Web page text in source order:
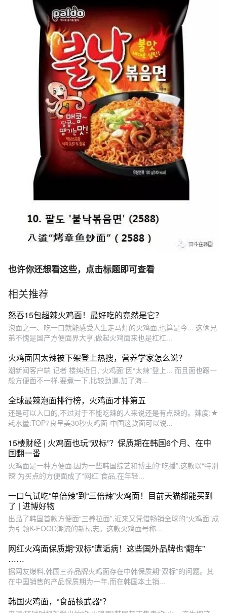
也许你还想看这些，点击标题即可查看
相关推荐
怒吞15包超辣火鸡面！最好吃的竟然是它？
泡面之一、吃一口就能感受人生走马灯的火鸡面,也算是今... 这俩兄
弟不愧是国产方便面界大亨,做起火鸡面来也是杠杠...
火鸡面因太辣被下架登上热搜，营养学家怎么说？
潮新闻客户端 记者 楼纯近日,“火鸡面”因“太辣”登上... 而且面也跟一
般方便面不一样,要煮一下,比较劲道,加了海...
全球最辣泡面排行榜，火鸡面才排第五
还是可以入口的,不过对于不能吃辣的人来说还是有点辣的。辣度:★
耗水量:TOP7良呈美30秒火鸡面-中国这款面可以说...
15楼财经 | 火鸡面也玩“双标”？保质期在韩国6个月、在中
国翻一番
火鸡面是一种方便面,因为一些韩国综艺和博主的“吃播”,这款以“特别
辣”为买点的方便面成了“网红”食品,在年轻...
一口气试吃“单倍辣”到“三倍辣”火鸡面！目前天猫都能买到
了 | 进博好物
出品了韩国首款方便面“三养拉面”,近来又凭借畅销全球的“火鸡面”成
为引领K-FOOD潮流的新标志。这款火鸡面号称...
网红火鸡面保质期“双标”遭诟病！这些国外品牌也“翻车”
……
据网友爆料,韩国三养品牌火鸡面存在中韩保质期“双标”的问题。其
在中国销售的产品保质期为一年,而在韩国本土销...
韩国火鸡面，“食品核武器”？